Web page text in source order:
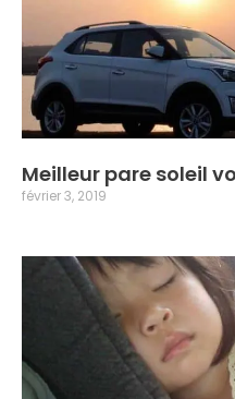
Meilleur pare soleil
février 3, 2019